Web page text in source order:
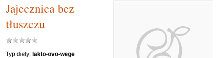
Jajecznica bez
tłuszczu
Typ diety: lakto-ovo-wege